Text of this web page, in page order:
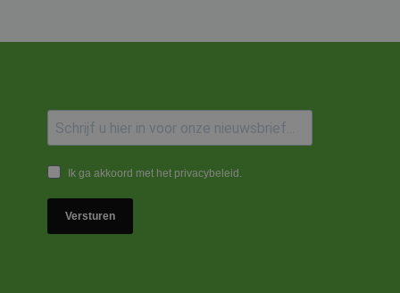
Ik ga akkoord met het privacybeleid.
Versturen